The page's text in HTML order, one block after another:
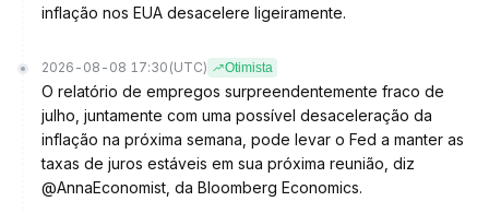
inflação nos EUA desacelere ligeiramente.
2026-08-08 17:30 (UTC) Otimista
O relatório de empregos surpreendentemente fraco de
julho, juntamente com uma possível desaceleração da
inflação na próxima semana, pode levar o Fed a manter as
taxas de juros estáveis em sua próxima reunião, diz
@AnnaEconomist, da Bloomberg Economics.